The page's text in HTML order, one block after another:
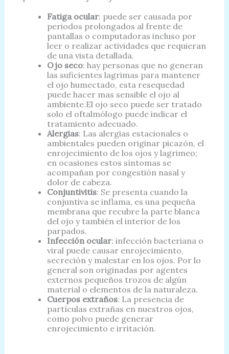
Fatiga ocular: puede ser causada por
periodos prolongados al frente de
pantallas o computadoras incluso por
leer o realizar actividades que requieran
de una vista detallada.
Ojo seco: hay personas que no generan
las suficientes lagrimas para mantener
el ojo humectado, esta resequedad
puede hacer mas sensible el ojo al
ambiente.El ojo seco puede ser tratado
solo el oftalmólogo puede indicar el
tratamiento adecuado.
Alergias: Las alergias estacionales o
ambientales pueden originar picazón, el
enrojecimiento de los ojos y lagrimeo;
en ocasiones estos síntomas se
acompañan por congestión nasal y
dolor de cabeza.
Conjuntivitis: Se presenta cuando la
conjuntiva se inflama, es una pequeña
membrana que recubre la parte blanca
del ojo y también el interior de los
parpados.
Infección ocular: infección bacteriana o
viral puede causar enrojecimiento,
secreción y malestar en los ojos. Por lo
general son originadas por agentes
externos pequeños trozos de algún
material o elementos de la naturaleza.
Cuerpos extraños: La presencia de
partículas extrañas en nuestros ojos,
como polvo puede generar
enrojecimiento e irritación.